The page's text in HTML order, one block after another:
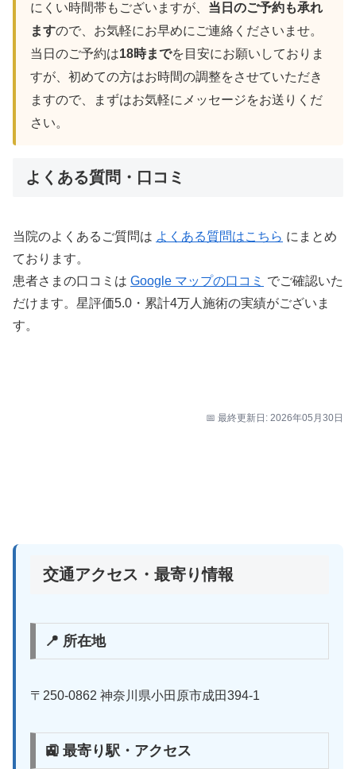
にくい時間帯もございますが、 当日のご予約も承れ
ますので、お気軽にお早めにご連絡くださいませ。
当日のご予約は18時までを目安にお願いしておりま
すが、初めての方はお時間の調整をさせていただき
ますので、まずはお気軽にメッセージをお送りくだ
さい。
よくある質問・口コミ
当院のよくあるご質問は よくある質問はこちら にまとめ
ております。
患者さまの口コミは Google マップの口コミ でご確認いた
だけます。星評価5.0・累計4万人施術の実績がございま
す。
📅 最終更新日: 2026年05月30日
交通アクセス・最寄り情報
📍 所在地
〒250-0862 神奈川県小田原市成田394-1
🚉 最寄り駅・アクセス